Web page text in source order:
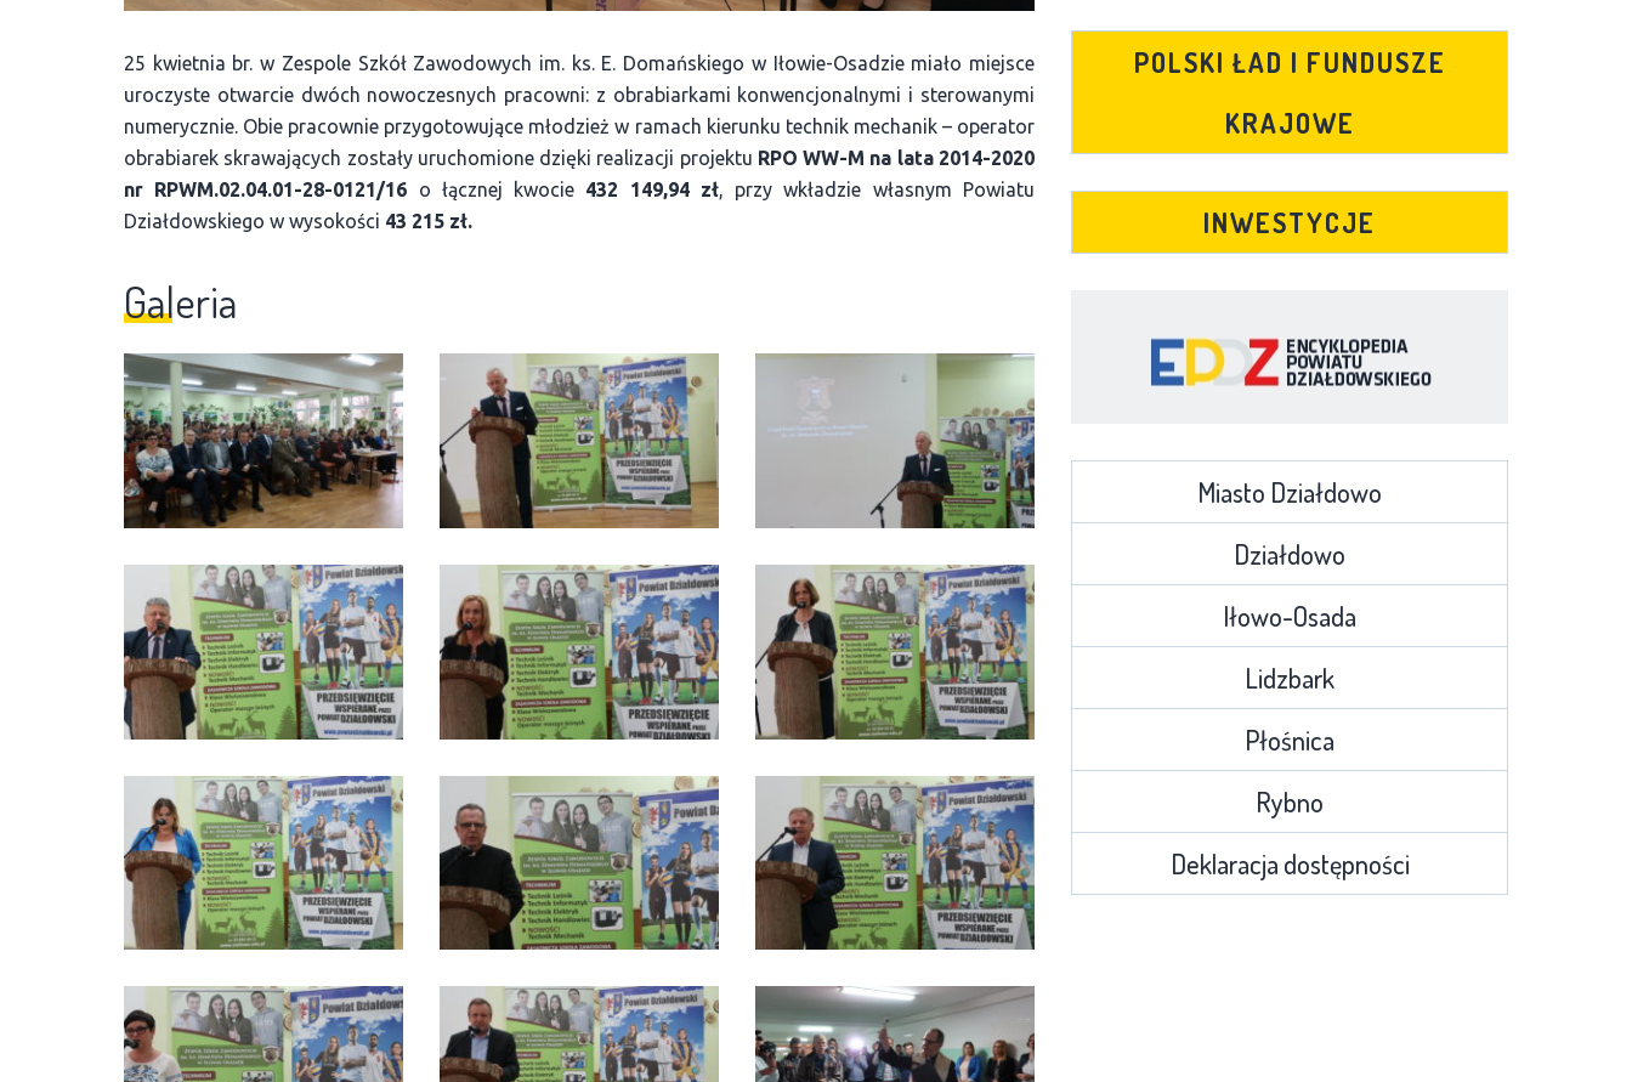
25 kwietnia br. w Zespole Szkół Zawodowych im. ks. E. Domańskiego w Iłowie-Osadzie miało miejsce
uroczyste otwarcie dwóch nowoczesnych pracowni: z obrabiarkami konwencjonalnymi i sterowanymi
numerycznie. Obie pracownie przygotowujące młodzież w ramach kierunku technik mechanik – operator
obrabiarek skrawających zostały uruchomione dzięki realizacji projektu RPO WW-M na lata 2014-2020
nr RPWM.02.04.01-28-0121/16 o łącznej kwocie 432 149,94 zł, przy wkładzie własnym Powiatu
Działdowskiego w wysokości 43 215 zł.
Galeria
POLSKI ŁAD I FUNDUSZE
KRAJOWE
INWESTYCJE
Miasto Działdowo
Działdowo
Iłowo-Osada
Lidzbark
Płośnica
Rybno
Deklaracja dostępności